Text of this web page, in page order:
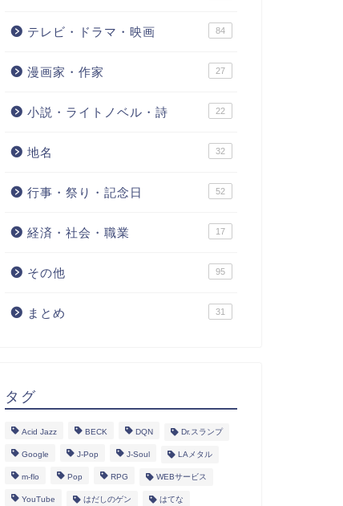
テレビ・ドラマ・映画 84
漫画家・作家 27
小説・ライトノベル・詩 22
地名 32
行事・祭り・記念日 52
経済・社会・職業 17
その他 95
まとめ 31
タグ
Acid Jazz BECK DQN Dr.スランプ
Google J-Pop J-Soul LAメタル
m-flo Pop RPG WEBサービス
YouTube はだしのゲン はてな